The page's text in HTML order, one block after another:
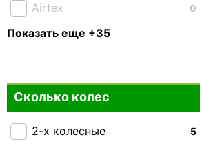
0
Airtex
American Tourister
CAT
Показать еще +35
Сколько колес
5
2-х колесные